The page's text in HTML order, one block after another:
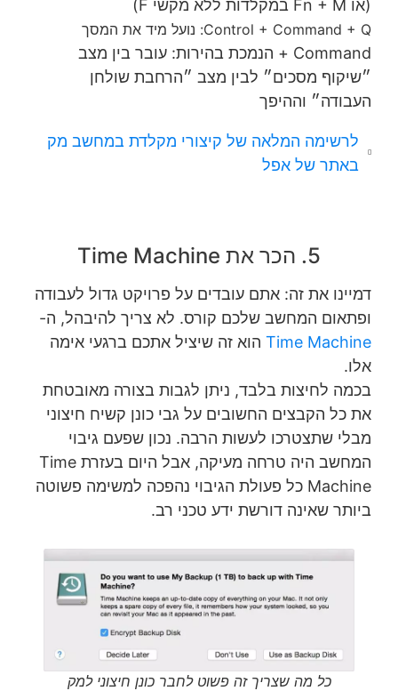
(או Fn + M במקלדות ללא מקשי F)
Control + Command + Q: נועל מיד את המסך
Command + הנמכת בהירות: עובר בין מצב
״שיקוף מסכים״ לבין מצב ״הרחבת שולחן
העבודה״ וההיפך
לרשימה המלאה של קיצורי מקלדת במחשב מק
באתר של אפל
5. הכר את Time Machine
דמיינו את זה: אתם עובדים על פרויקט גדול לעבודה
ופתאום המחשב שלכם קורס. לא צריך להיבהל, ה-
Time Machine הוא זה שיציל אתכם ברגעי אימה
אלו.
בכמה לחיצות בלבד, ניתן לגבות בצורה מאובטחת
את כל הקבצים החשובים על גבי כונן קשיח חיצוני
מבלי שתצטרכו לעשות הרבה. נכון שפעם גיבוי
המחשב היה טרחה מעיקה, אבל היום בעזרת Time
Machine כל פעולת הגיבוי נהפכה למשימה פשוטה
ביותר שאינה דורשת ידע טכני רב.
כל מה שצריך זה פשוט לחבר כונן חיצוני למק